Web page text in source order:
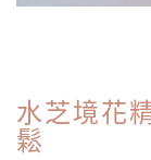
水芝境花
鬆